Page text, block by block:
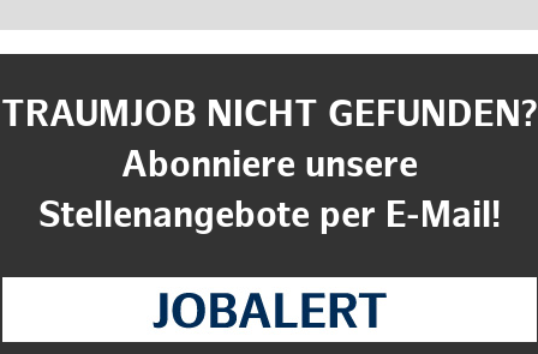
TRAUMJOB NICHT GEFUNDEN?
Abonniere unsere
Stellenangebote per E-Mail!